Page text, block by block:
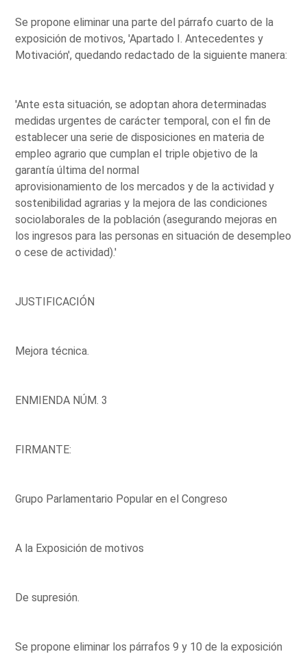
Se propone eliminar una parte del párrafo cuarto de la
exposición de motivos, 'Apartado I. Antecedentes y
Motivación', quedando redactado de la siguiente manera:
'Ante esta situación, se adoptan ahora determinadas
medidas urgentes de carácter temporal, con el fin de
establecer una serie de disposiciones en materia de
empleo agrario que cumplan el triple objetivo de la
garantía última del normal
aprovisionamiento de los mercados y de la actividad y
sostenibilidad agrarias y la mejora de las condiciones
sociolaborales de la población (asegurando mejoras en
los ingresos para las personas en situación de desempleo
o cese de actividad).'
JUSTIFICACIÓN
Mejora técnica.
ENMIENDA NÚM. 3
FIRMANTE:
Grupo Parlamentario Popular en el Congreso
A la Exposición de motivos
De supresión.
Se propone eliminar los párrafos 9 y 10 de la exposición